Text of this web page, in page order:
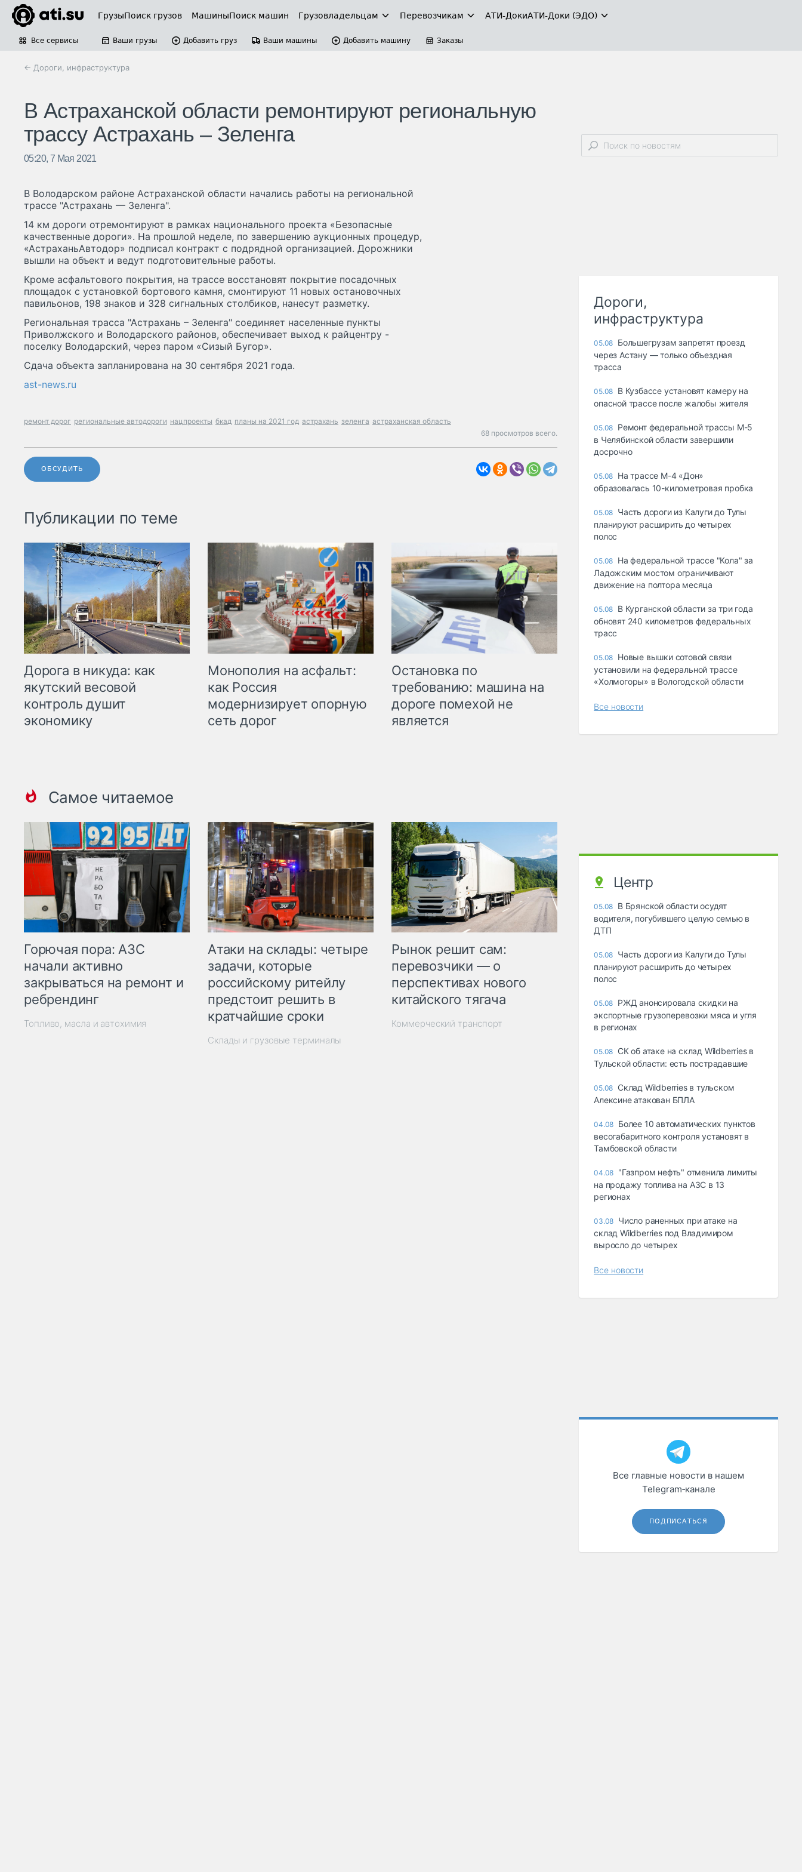
ГрузыПоиск грузов МашиныПоиск машин Грузовладельцам Перевозчикам АТИ-ДокиАТИ-Доки (ЭДО)
Все сервисы Ваши грузы Добавить груз Ваши машины Добавить машину Заказы
← Дороги, инфраструктура
В Астраханской области ремонтируют региональную
трассу Астрахань – Зеленга
05:20, 7 Мая 2021
В Володарском районе Астраханской области начались работы на региональной
трассе "Астрахань — Зеленга".
14 км дороги отремонтируют в рамках национального проекта «Безопасные
качественные дороги». На прошлой неделе, по завершению аукционных процедур,
«АстраханьАвтодор» подписал контракт с подрядной организацией. Дорожники
вышли на объект и ведут подготовительные работы.
Кроме асфальтового покрытия, на трассе восстановят покрытие посадочных
площадок с установкой бортового камня, смонтируют 11 новых остановочных
павильонов, 198 знаков и 328 сигнальных столбиков, нанесут разметку.
Региональная трасса "Астрахань – Зеленга" соединяет населенные пункты
Приволжского и Володарского районов, обеспечивает выход к райцентру -
поселку Володарский, через паром «Сизый Бугор».
Сдача объекта запланирована на 30 сентября 2021 года.
ast-news.ru
ремонт дорог региональные автодороги нацпроекты бкад планы на 2021 год астрахань зеленга астраханская область
68 просмотров всего.
ОБСУДИТЬ
Публикации по теме
Дорога в никуда: как
якутский весовой
контроль душит
экономику
Монополия на асфальт:
как Россия
модернизирует опорную
сеть дорог
Остановка по
требованию: машина на
дороге помехой не
является
Самое читаемое
Горючая пора: АЗС
начали активно
закрываться на ремонт и
ребрендинг
Топливо, масла и автохимия
Атаки на склады: четыре
задачи, которые
российскому ритейлу
предстоит решить в
кратчайшие сроки
Склады и грузовые терминалы
Рынок решит сам:
перевозчики — о
перспективах нового
китайского тягача
Коммерческий транспорт
Дороги,
инфраструктура
05.08 Большегрузам запретят проезд
через Астану — только объездная
трасса
05.08 В Кузбассе установят камеру на
опасной трассе после жалобы жителя
05.08 Ремонт федеральной трассы М-5
в Челябинской области завершили
досрочно
05.08 На трассе М-4 «Дон»
образовалась 10-километровая пробка
05.08 Часть дороги из Калуги до Тулы
планируют расширить до четырех
полос
05.08 На федеральной трассе "Кола" за
Ладожским мостом ограничивают
движение на полтора месяца
05.08 В Курганской области за три года
обновят 240 километров федеральных
трасс
05.08 Новые вышки сотовой связи
установили на федеральной трассе
«Холмогоры» в Вологодской области
Все новости
Центр
05.08 В Брянской области осудят
водителя, погубившего целую семью в
ДТП
05.08 Часть дороги из Калуги до Тулы
планируют расширить до четырех
полос
05.08 РЖД анонсировала скидки на
экспортные грузоперевозки мяса и угля
в регионах
05.08 СК об атаке на склад Wildberries в
Тульской области: есть пострадавшие
05.08 Склад Wildberries в тульском
Алексине атакован БПЛА
04.08 Более 10 автоматических пунктов
весогабаритного контроля установят в
Тамбовской области
04.08 "Газпром нефть" отменила лимиты
на продажу топлива на АЗС в 13
регионах
03.08 Число раненных при атаке на
склад Wildberries под Владимиром
выросло до четырех
Все новости
Все главные новости в нашем
Telegram‑канале
ПОДПИСАТЬСЯ